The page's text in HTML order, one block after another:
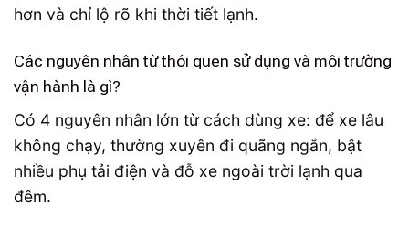
hơn và chỉ lộ rõ khi thời tiết lạnh.
Các nguyên nhân từ thói quen sử dụng và môi trường
vận hành là gì?
Có 4 nguyên nhân lớn từ cách dùng xe: để xe lâu
không chạy, thường xuyên đi quãng ngắn, bật
nhiều phụ tải điện và đỗ xe ngoài trời lạnh qua
đêm.